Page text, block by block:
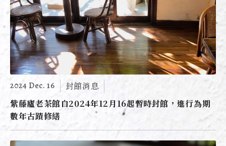
2024 Dec. 16
封館消息
紫藤廬老茶館自2024年12月16起暫時封館，進行為期
數年古蹟修繕